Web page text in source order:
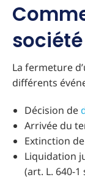
société
La fermeture
différents
Décision de
Arrivée du
Extinction
Liquidation
(art. L. 640-